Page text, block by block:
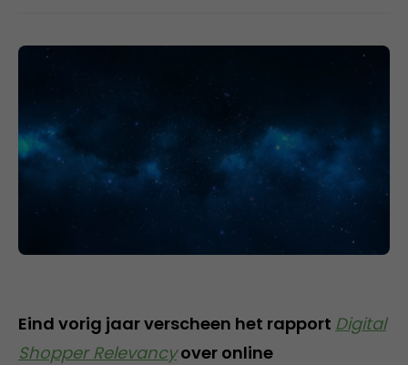
Eind vorig jaar verscheen het rapport Digital
Shopper Relevancyover online